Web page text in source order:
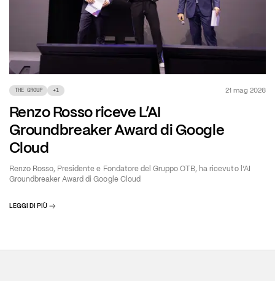
THE GROUP +1 21 mag 2026
Renzo Rosso riceve L’AI
Groundbreaker Award di Google
Cloud
Renzo Rosso, Presidente e Fondatore del Gruppo OTB, ha ricevuto l’AI
Groundbreaker Award di Google Cloud
LEGGI DI PIÙ